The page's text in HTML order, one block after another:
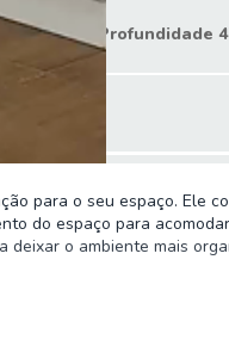
Profundidade
para o seu espaço. Ele
do espaço para
o ambiente mais